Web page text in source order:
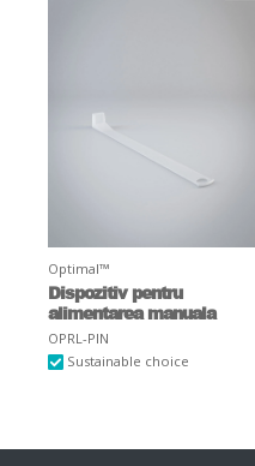
Optimal™
Dispozitiv pentru
alimentarea manuala
OPRL-PIN
Sustainable choice